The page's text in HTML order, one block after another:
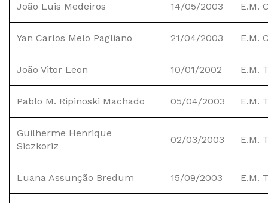
João Luis Medeiros 14/05/2003 E.M.
Yan Carlos Melo Pagliano 21/04/2003 E.M.
João Vitor Leon 10/01/2002 E.M.
Pablo M. Ripinoski Machado 05/04/2003 E.M.
Guilherme Henrique
Siczkoriz
02/03/2003 E.M.
Luana Assunção Bredum 15/09/2003 E.M.